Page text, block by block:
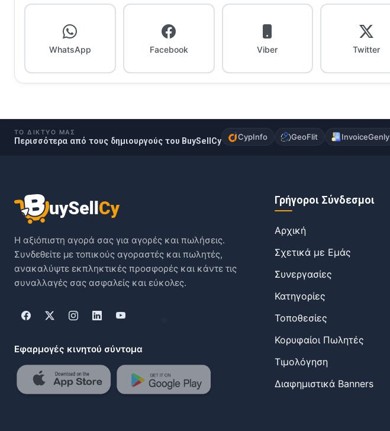
WhatsApp Facebook Viber Twitter
ΤΟ ΔΊΚΤΥΌ ΜΑΣ
Περισσότερα από τους δημιουργούς του BuySellCy CypInfo GeoFlit InvoiceGenly
Η αξιόπιστη αγορά σας για αγορές και πωλήσεις.
Συνδεθείτε με τοπικούς αγοραστές και πωλητές,
ανακαλύψτε εκπληκτικές προσφορές και κάντε τις
συναλλαγές σας ασφαλείς και εύκολες.
Εφαρμογές κινητού σύντομα
Γρήγοροι Σύνδεσμοι
Αρχική
Σχετικά με Εμάς
Συνεργασίες
Κατηγορίες
Τοποθεσίες
Κορυφαίοι Πωλητές
Τιμολόγηση
Διαφημιστικά Banners